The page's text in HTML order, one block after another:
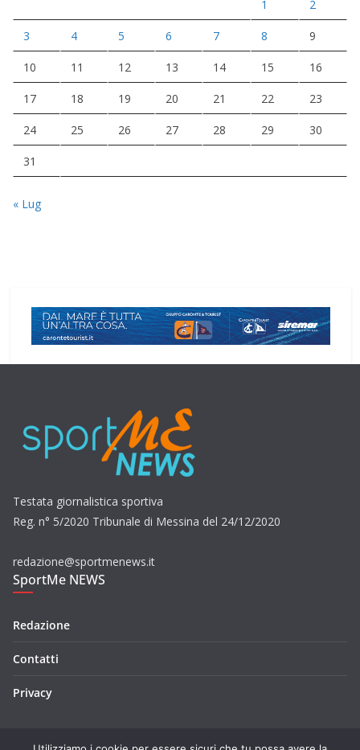
1 2
3 4 5 6 7 8 9
10 11 12 13 14 15 16
17 18 19 20 21 22 23
24 25 26 27 28 29 30
31
« Lug
Testata giornalistica sportiva
Reg. n° 5/2020 Tribunale di Messina del 24/12/2020
redazione@sportmenews.it
SportMe NEWS
Redazione
Contatti
Privacy